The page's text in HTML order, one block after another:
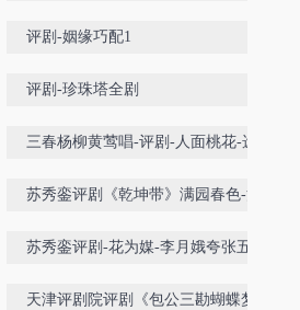
评剧-姻缘巧配1
评剧-珍珠塔全剧
三春杨柳黄莺唱-评剧-人面桃花-选
苏秀銮评剧《乾坤带》满园春色-河
苏秀銮评剧-花为媒-李月娥夸张五
天津评剧院评剧《包公三勘蝴蝶梦》